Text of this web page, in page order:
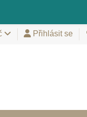
Přihlásit se